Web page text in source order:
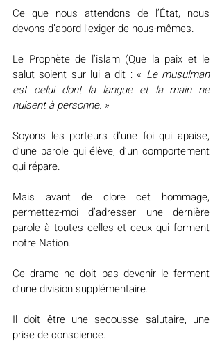
Ce que nous attendons de l’État, nous
devons d’abord l’exiger de nous-mêmes.
Le Prophète de l’islam (Que la paix et le
salut soient sur lui a dit : « Le musulman
est celui dont la langue et la main ne
nuisent à personne. »
Soyons les porteurs d’une foi qui apaise,
d’une parole qui élève, d’un comportement
qui répare.
Mais avant de clore cet hommage,
permettez-moi d’adresser une dernière
parole à toutes celles et ceux qui forment
notre Nation.
Ce drame ne doit pas devenir le ferment
d’une division supplémentaire.
Il doit être une secousse salutaire, une
prise de conscience.